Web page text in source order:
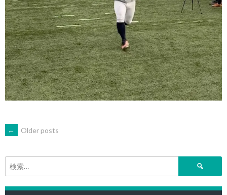
POSTS
NAVIGATION
← Older posts